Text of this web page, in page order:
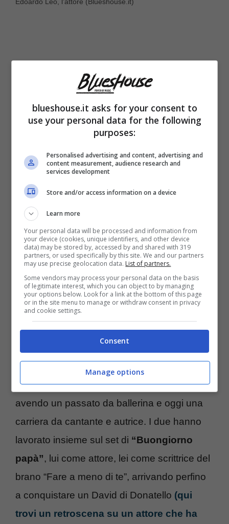
L’amore traEdoardo Leo e Laura Marafioti
dura da oltre 20 anni ed è stato consacrato
nel 2000, anno in cui i due hanno detto il
fatidico sì
genitori di Anita e Francesco.
Uniti da un sentimento fortissimo, tuttavia i
due non sono soliti sbandierarlo davanti al
pubblico, mantenendo con
loro privacy. Da sempre la coppia ha voluto
non solo Leo è un famoso attore, ma anche
Laura è attiva nel mondo dello spettacolo,
avendo un passato da ballerina e oggi una
carriera da cantante e autrice. I due hanno
lavorato insieme sul set di “Buongiorno
papà”, lui come attore, lei come scrittrice del
brano “Fare a meno di te”, arrivando perfino
a conquistare un David di Donatello (qui
trovi un retroscena su un attore che ha
blueshouse.it asks for your consent to
use your personal data for the following
purposes:
Personalised advertising and content, advertising and
content measurement, audience research and
services development
Store and/or access information on a device
Learn more
Your personal data will be processed and information from
your device (cookies, unique identifiers, and other device
data) may be stored by, accessed by and shared with 319
partners, or used specifically by this site. We and our partners
may use precise geolocation data. List of partners.
Some vendors may process your personal data on the basis
of legitimate interest, which you can object to by managing
your options below. Look for a link at the bottom of this page
or in the site menu to manage or withdraw consent in privacy
and cookie settings.
Consent
Manage options